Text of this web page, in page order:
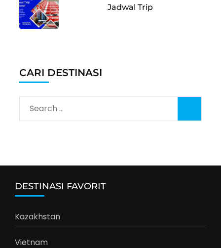
Jadwal Trip
CARI DESTINASI
Search
for:
DESTINASI FAVORIT
Kazakhstan
Vietnam